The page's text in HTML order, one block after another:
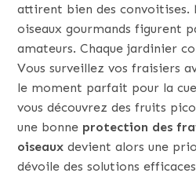
attirent bien des convoitises.
oiseaux gourmands figurent
amateurs. Chaque jardinier
Vous surveillez vos fraisiers
le moment parfait pour la
vous découvrez des fruits
une bonne protection des
oiseaux devient alors une
dévoile des solutions